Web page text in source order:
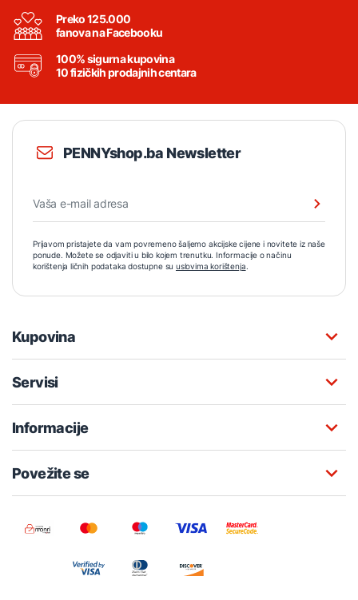
Preko 125.000
fanova na Facebooku
100% sigurna kupovina
10 fizičkih prodajnih centara
PENNYshop.ba Newsletter
Prijavom pristajete da vam povremeno šaljemo akcijske cijene i novitete iz naše
ponude. Možete se odjaviti u bilo kojem trenutku. Informacije o načinu
korištenja ličnih podataka dostupne su uslovima korištenja.
Kupovina
Servisi
Informacije
Povežite se